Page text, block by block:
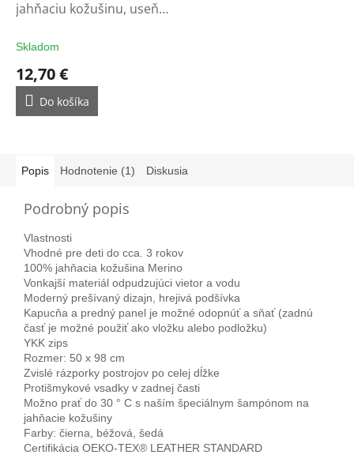
jahňaciu kožušinu, useň a
Skladom
12,70 €
Do košíka
Popis Hodnotenie (1) Diskusia
Podrobný popis
Vlastnosti
Vhodné pre deti do cca. 3 rokov
100% jahňacia kožušina Merino
Vonkajší materiál odpudzujúci vietor a vodu
Moderný prešívaný dizajn, hrejivá podšívka
Kapucňa a predný panel je možné odopnúť a sňať (zadnú
časť je možné použiť ako vložku alebo podložku)
YKK zips
Rozmer: 50 x 98 cm
Zvislé rázporky postrojov po celej dĺžke
Protišmykové vsadky v zadnej časti
Možno prať do 30 ° C s naším špeciálnym šampónom na
jahňacie kožušiny
Farby: čierna, béžová, šedá
Certifikácia OEKO-TEX® LEATHER STANDARD